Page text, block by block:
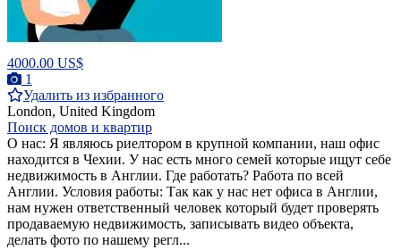
4000.00 US$
1
Удалить из избранного
London, United Kingdom
Поиск домов и квартир
О нас: Я являюсь риелтором в крупной компании, наш офис
находится в Чехии. У нас есть много семей которые ищут себе
недвижимость в Англии. Где работать? Работа по всей
Англии. Условия работы: Так как у нас нет офиса в Англии,
нам нужен ответственный человек который будет проверять
продаваемую недвижимость, записывать видео объекта,
делать фото по нашему регл...